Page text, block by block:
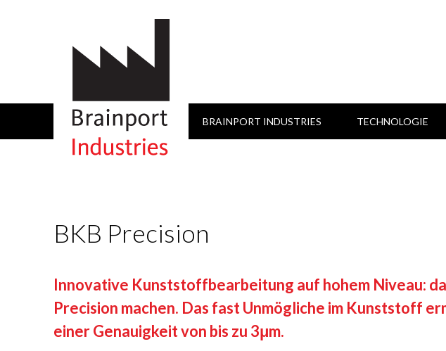
BRAINPORT INDUSTRIES TECHNOLOGIE
BKB Precision
Innovative Kunststoffbearbeitung auf hohem Niveau:
Precision machen. Das fast Unmögliche im Kunststoff
einer Genauigkeit von bis zu 3μm.